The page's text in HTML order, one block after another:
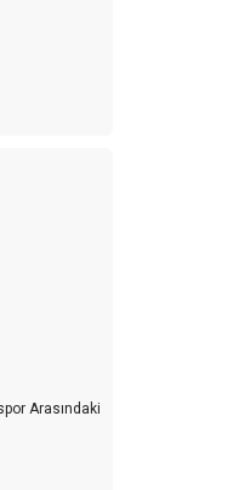
hale
dolmaz
Arasındaki